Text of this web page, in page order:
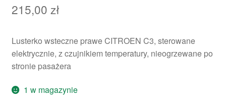
215,00 zł
Lusterko wsteczne prawe CITROEN C3, sterowane
elektrycznie, z czujnikiem temperatury, nieogrzewane po
stronie pasażera
1 w magazynie